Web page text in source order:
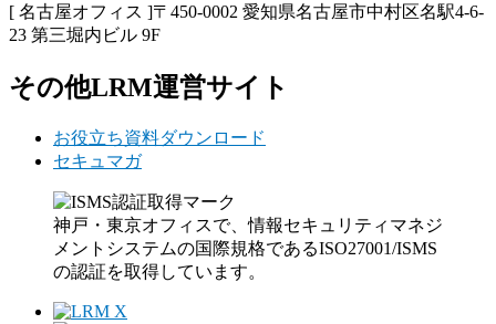
[ 名古屋オフィス ]〒450-0002 愛知県名古屋市中村区名駅4-6-
23 第三堀内ビル 9F
その他LRM運営サイト
お役立ち資料ダウンロード
セキュマガ
神戸・東京オフィスで、情報セキュリティマネジ
メントシステムの国際規格であるISO27001/ISMS
の認証を取得しています。